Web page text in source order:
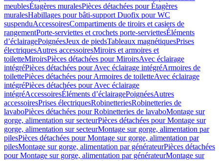
meublesÉtagères muralesPièces détachées pour Étagères
muralesHabillages pour bâti-support Duofix pour WC
suspenduAccessoiresCompartiments de tiroirs et casiers de
rangementPorte-serviettes et crochets porte-serviettesÉléments
d’éclairagePoignéesJeux de piedsTableaux magnétiquesPrises
électriquesAutres accessoiresMiroirs et armoires et
toiletteMiroirsPièces détachées pour MiroirsAvec éclairage
intégréPièces détachées pour Avec éclairage intégréArmoires de
toilettePièces détachées pour Armoires de toiletteAvec éclairage
intégréPièces détachées pour Avec éclairage
intégréAccessoiresÉléments d’éclairagePoignéesAutres
accessoiresPrises électriquesRobinetteriesRobinetteries de
lavaboPièces détachées pour Robinetteries de lavaboMontage sur
gorge, alimentation sur secteurPièces détachées pour Montage sur
gorge, alimentation sur secteurMontage sur gorge, alimentation par
pilesPièces détachées pour Montage sur gorge, alimentation par
pilesMontage sur gorge, alimentation par générateurPièces détachées
pour Montage sur gorge, alimentation par générateurMontage sur